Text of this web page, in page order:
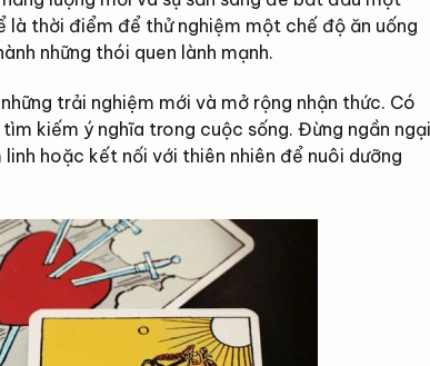
thời điểm để thử nghiệm một chế độ ăn uống
những thói quen lành mạnh.
trải nghiệm mới và mở rộng nhận thức. Có
kiếm ý nghĩa trong cuộc sống. Đừng ngần ngại
hoặc kết nối với thiên nhiên để nuôi dưỡng